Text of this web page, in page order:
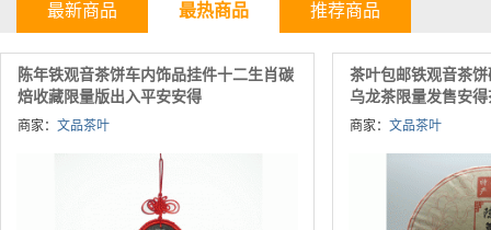
最新商品 最热商品 推荐商品
陈年铁观音茶饼车内饰品挂件十二生肖碳
焙收藏限量版出入平安安得
商家： 文品茶叶
茶叶包邮铁观音茶
乌龙茶限量发售安得
商家： 文品茶叶